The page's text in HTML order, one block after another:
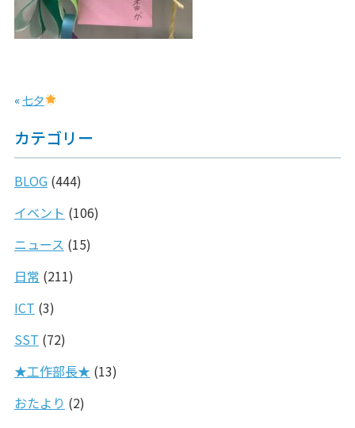
« 七夕
カテゴリー
BLOG(444)
イベント (106)
ニュース (15)
日常 (211)
ICT (3)
SST (72)
★工作部長★ (13)
おたより (2)